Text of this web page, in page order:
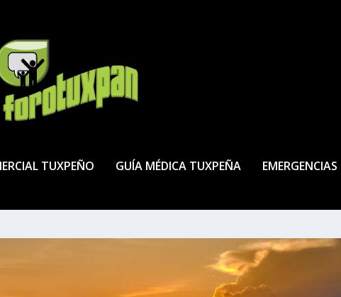
TUXPEÑO GUÍA MÉDICA TUXPEÑA EMERGENCIAS